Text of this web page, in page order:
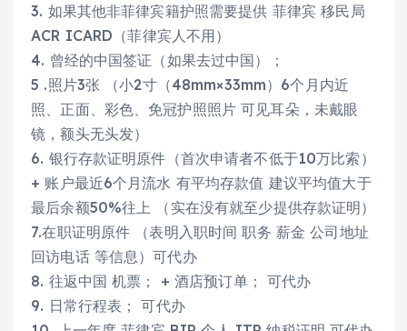
3. 如果其他非菲律宾籍护照需要提供 菲律宾 移民局
ACR ICARD（菲律宾人不用）
4. 曾经的中国签证（如果去过中国）；
5 .照片3张 （小2寸（48mm×33mm）6个月内近
照、正面、彩色、免冠护照照片 可见耳朵，未戴眼
镜，额头无头发）
6. 银行存款证明原件（首次申请者不低于10万比索）
+ 账户最近6个月流水 有平均存款值 建议平均值大于
最后余额50%往上 （实在没有就至少提供存款证明）
7.在职证明原件 （表明入职时间 职务 薪金 公司地址
回访电话 等信息）可代办
8. 往返中国 机票； + 酒店预订单； 可代办
9. 日常行程表； 可代办